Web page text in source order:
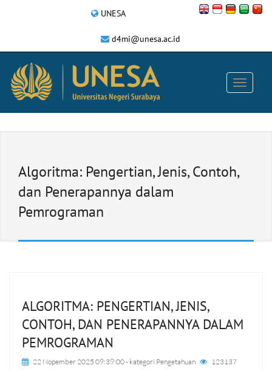
UNESA
d4mi@unesa.ac.id
Algoritma: Pengertian, Jenis, Contoh,
dan Penerapannya dalam
Pemrograman
ALGORITMA: PENGERTIAN, JENIS,
CONTOH, DAN PENERAPANNYA DALAM
PEMROGRAMAN
22 Nopember 2025 09:39:00- kategori Pengetahuan
123137